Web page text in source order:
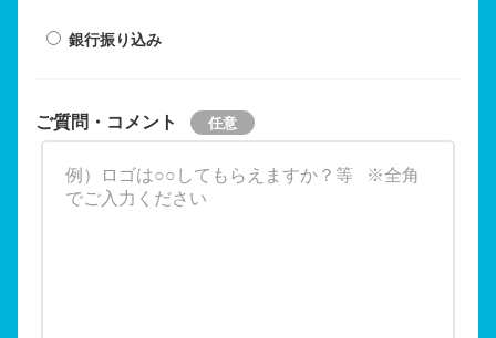
銀行振り込み
ご質問・コメント